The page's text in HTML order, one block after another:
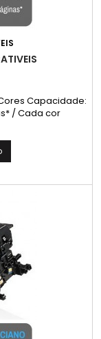
Capacidade:
/ Cada cor